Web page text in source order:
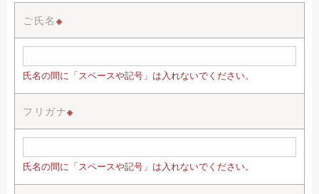
ご氏名 ※
氏名の間に「スペースや記号」は入れないでください。
フリガナ※
氏名の間に「スペースや記号」は入れないでください。